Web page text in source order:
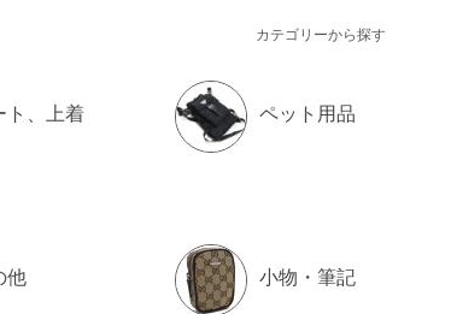
カテゴリーから探す
ト、上着 ペット用品
他 小物・筆記